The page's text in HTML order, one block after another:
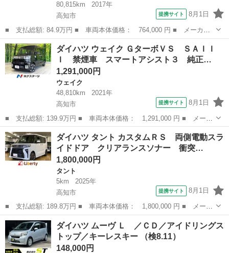
80,815km
2017年
高知市
提携サイト 8月1日
■ 支払総額: 84.9万円 ■ 車両本体価格： 764,000 円 ■ メーカー
名： ダイハツ ■ 車種名： タント ■ グレード名： カスタム
Ｘ トップエディションＳＡＩＩＩ 禁煙車 純正ナビ バックカメ
ラ パワースラ...
高知 高知市 タント
ダイハツ ウェイク ＧターボＶＳ ＳＡＩＩ
Ｉ 禁煙車 スマートアシスト３ 純正…
1,291,000円
ウェイク
48,810km
2021年
高知市
提携サイト 8月1日
■ 支払総額: 139.9万円 ■ 車両本体価格： 1,291,000 円 ■ メーカ
ー名： ダイハツ ■ 車種名： ウェイク ■ グレード名： Ｇター
ボＶＳ ＳＡＩＩＩ 禁煙車 スマートアシスト３ 純正ナビ 全方
位カメラ...
高知 高知市 ウェイク
ダイハツ タント カスタムＲＳ 両側電動スラ
イドドア クリアランスソナー 衝突…
1,800,000円
タント
5km
2025年
高知市
提携サイト 8月1日
■ 支払総額: 189.8万円 ■ 車両本体価格： 1,800,000 円 ■ メーカ
ー名： ダイハツ ■ 車種名： タント ■ グレード名： カスタム
ＲＳ 両側電動スライドドア クリアランスソナー 衝突被害軽減シ
ステム ...
高知 高知市 タント
ダイハツ ムーヴ Ｌ ／ＣＤ／アイドリングス
トップ／キーレスキー （検8.11）
148,000円